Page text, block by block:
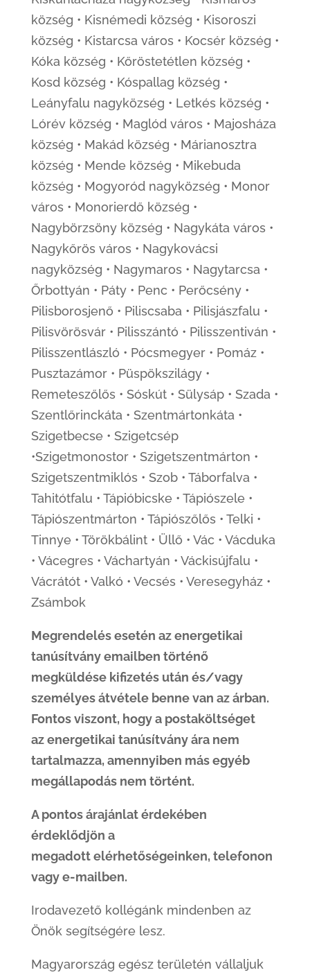
község • Kisnémedi község • Kisoroszi
község • Kistarcsa város • Kocsér község •
Kóka község • Kőröstetétlen község •
Kosd község • Kóspallag község •
Leányfalu nagyközség • Letkés község •
Lórév község • Maglód város • Majosháza
község • Makád község • Márianosztra
község • Mende község • Mikebuda
község • Mogyoród nagyközség • Monor
város • Monorierdő község •
Nagybörzsöny község • Nagykáta város •
Nagykőrös város • Nagykovácsi
nagyközség • Nagymaros • Nagytarcsa •
Őrbottyán • Páty • Penc • Perőcsény •
Pilisborosjenő • Piliscsaba • Pilisjászfalu •
Pilisvörösvár • Pilisszántó • Pilisszentiván •
Pilisszentlászló • Pócsmegyer • Pomáz •
Pusztazámor • Püspökszilágy •
Remeteszőlős • Sóskút • Sülysáp • Szada •
Szentlőrinckáta • Szentmártonkáta •
Szigetbecse • Szigetcsép
•Szigetmonostor • Szigetszentmárton •
Szigetszentmiklós • Szob • Táborfalva •
Tahitótfalu • Tápióbicske • Tápiószele •
Tápiószentmárton • Tápiószőlős • Telki •
Tinnye • Törökbálint • Üllő • Vác • Vácduka
• Vácegres • Váchartyán • Váckisújfalu •
Vácrátót • Valkó • Vecsés • Veresegyház •
Zsámbok
Megrendelés esetén az energetikai
tanúsítvány emailben történő
megküldése kifizetés után és/vagy
személyes átvétele benne van az árban.
Fontos viszont, hogy a postaköltséget
az energetikai tanúsítvány ára nem
tartalmazza, amennyiben más egyéb
megállapodás nem történt.
A pontos árajánlat érdekében
érdeklődjön a
megadott elérhetőségeinken, telefonon
vagy e-mailben.
Irodavezető kollégánk mindenben az
Önök segítségére lesz.
Magyarország egész területén vállaljuk